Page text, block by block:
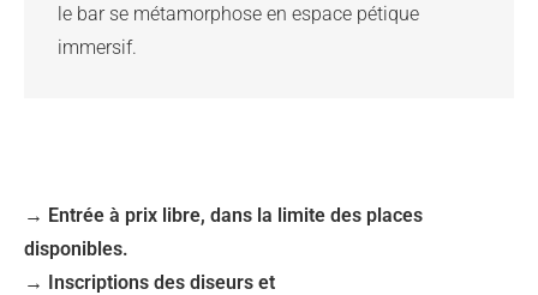
le bar se métamorphose en espace pétique
immersif.
→ Entrée à prix libre, dans la limite des places
disponibles.
→ Inscriptions des diseurs et